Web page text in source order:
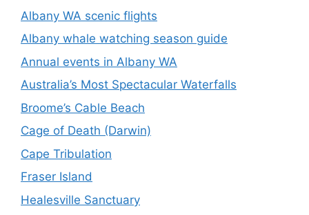
Albany WA scenic flights
Albany whale watching season guide
Annual events in Albany WA
Australia’s Most Spectacular Waterfalls
Broome’s Cable Beach
Cage of Death (Darwin)
Cape Tribulation
Fraser Island
Healesville Sanctuary